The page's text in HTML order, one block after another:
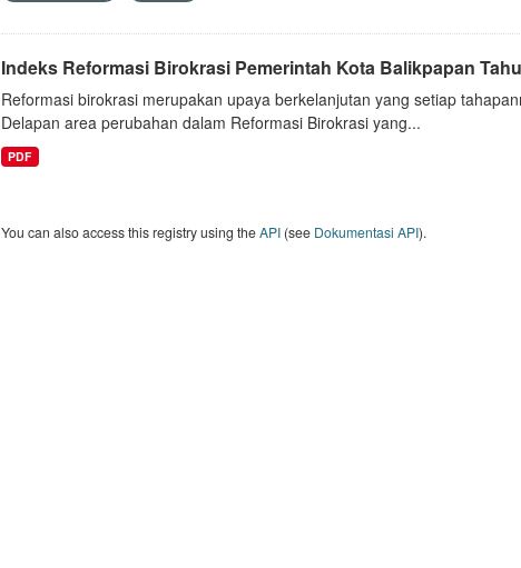
Indeks Reformasi Birokrasi Pemerintah Kota Balikpapan
Reformasi birokrasi merupakan upaya berkelanjutan yang setiap
Delapan area perubahan dalam Reformasi Birokrasi yang...
PDF
You can also access this registry using theAPI(see Dokumentasi API).